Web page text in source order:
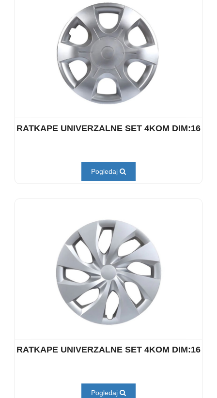
RATKAPE UNIVERZALNE SET 4KOM DIM:16
Pogledaj
RATKAPE UNIVERZALNE SET 4KOM DIM:16
Pogledaj